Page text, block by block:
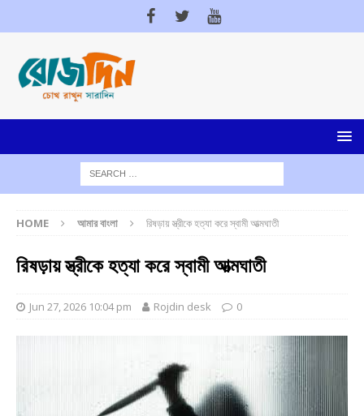
HOME আমার বাংলা রিষড়ায় স্ত্রীকে হত্যা করে স্বামী আত্মঘাতী
রিষড়ায় স্ত্রীকে হত্যা করে স্বামী আত্মঘাতী
Jun 27, 2026 10:04 pm Rojdin desk 0